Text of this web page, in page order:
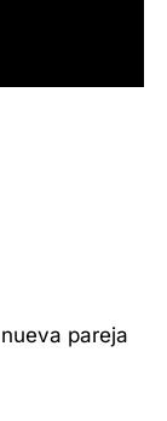
pareja